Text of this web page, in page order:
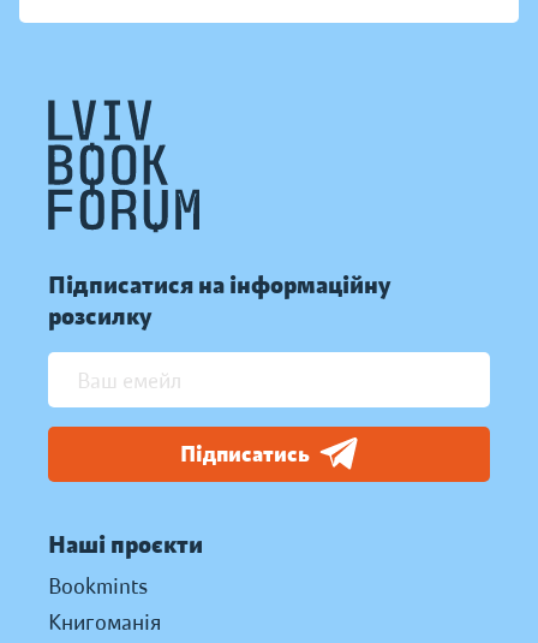
Підписатися на інформаційну
розсилку
Підписатись
Наші проєкти
Bookmints
Книгоманія